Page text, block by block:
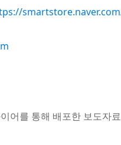
어를 통해 배포한 보도자